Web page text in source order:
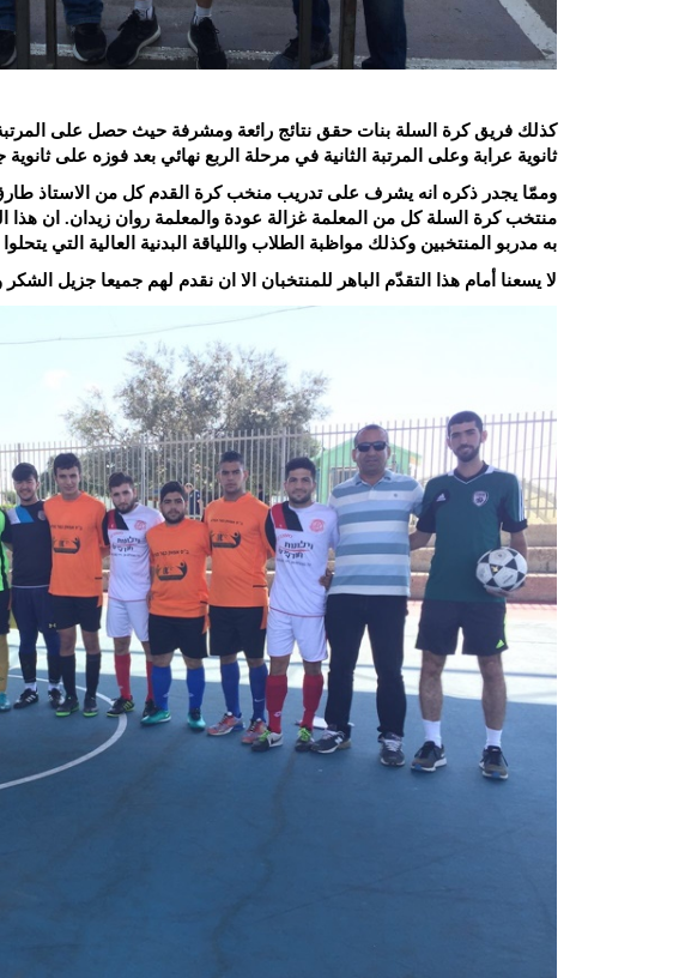
كذلك فريق كرة السلة بنات حقق نتائج رائعة ومشرفة حيث حصل على المرتبة
ثانوية عرابة وعلى المرتبة الثانية في مرحلة الربع نهائي بعد فوزه على
وممّا يجدر ذكره انه يشرف على تدريب منخب كرة القدم كل من الاستاذ
منتخب كرة السلة كل من المعلمة غزالة عودة والمعلمة روان زيدان. ان هذا
به مدربو المنتخبين وكذلك مواظبة الطلاب واللياقة البدنية العالية التي يتحلوا
لا يسعنا أمام هذا التقدّم الباهر للمنتخبان الا ان نقدم لهم جميعا جزيل